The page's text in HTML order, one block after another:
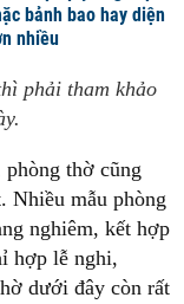
bảnh bao hay diện
nhiều
phải tham khảo
thờ cũng
Nhiều mẫu phòng
nghiêm, kết hợp
hợp lễ nghi,
dưới đây còn rất